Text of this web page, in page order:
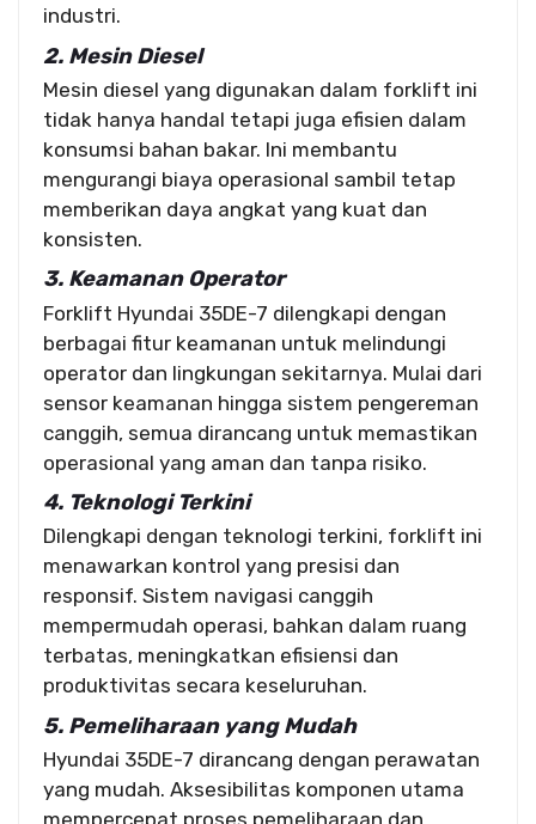
industri.
2. Mesin Diesel
Mesin diesel yang digunakan dalam forklift ini
tidak hanya handal tetapi juga efisien dalam
konsumsi bahan bakar. Ini membantu
mengurangi biaya operasional sambil tetap
memberikan daya angkat yang kuat dan
konsisten.
3. Keamanan Operator
Forklift Hyundai 35DE-7 dilengkapi dengan
berbagai fitur keamanan untuk melindungi
operator dan lingkungan sekitarnya. Mulai dari
sensor keamanan hingga sistem pengereman
canggih, semua dirancang untuk memastikan
operasional yang aman dan tanpa risiko.
4. Teknologi Terkini
Dilengkapi dengan teknologi terkini, forklift ini
menawarkan kontrol yang presisi dan
responsif. Sistem navigasi canggih
mempermudah operasi, bahkan dalam ruang
terbatas, meningkatkan efisiensi dan
produktivitas secara keseluruhan.
5. Pemeliharaan yang Mudah
Hyundai 35DE-7 dirancang dengan perawatan
yang mudah. Aksesibilitas komponen utama
mempercepat proses pemeliharaan dan